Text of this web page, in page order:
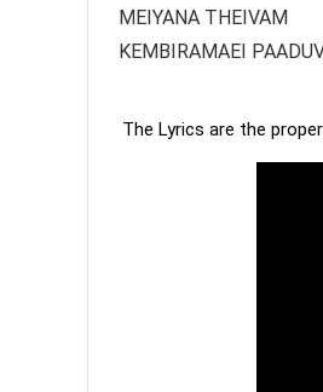
MEIYANA THEIVAM
KEMBIRAMAEI
The Lyrics are the